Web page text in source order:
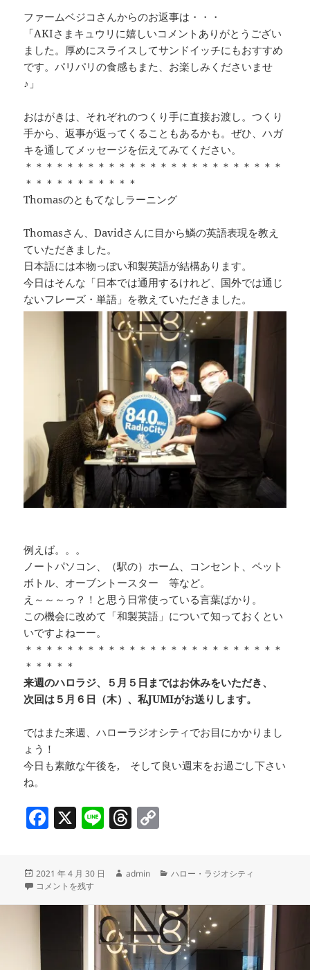
ファームベジコさんからのお返事は・・・
「AKIさまキュウリに嬉しいコメントありがとうござい
ました。厚めにスライスしてサンドイッチにもおすすめ
です。パリパリの食感もまた、お楽しみくださいませ
♪」
おはがきは、それぞれのつくり手に直接お渡し。つくり
手から、返事が返ってくることもあるかも。ぜひ、ハガ
キを通してメッセージを伝えてみてください。
＊＊＊＊＊＊＊＊＊＊＊＊＊＊＊＊＊＊＊＊＊＊＊＊＊
＊＊＊＊＊＊＊＊＊＊＊
Thomasのともてなしラーニング
Thomasさん、Davidさんに目から鱗の英語表現を教え
ていただきました。
日本語には本物っぽい和製英語が結構あります。
今日はそんな「日本では通用するけれど、国外では通じ
ないフレーズ・単語」を教えていただきました。
例えば。。。
ノートパソコン、（駅の）ホーム、コンセント、ペット
ボトル、オーブントースター 等など。
え～～～っ？！と思う日常使っている言葉ばかり。
この機会に改めて「和製英語」について知っておくとい
いですよねーー。
＊＊＊＊＊＊＊＊＊＊＊＊＊＊＊＊＊＊＊＊＊＊＊＊＊
＊＊＊＊＊
来週のハロラジ、５月５日まではお休みをいただき、
次回は５月６日（木）、私JUMIがお送りします。
ではまた来週、ハローラジオシティでお目にかかりまし
ょう！
今日も素敵な午後を, そして良い週末をお過ごし下さい
ね。
F
c
e
b
X Li T
a
d
s
y
Li
n
k
投
稿
2021 年 4 月 30 日
作
admin
カ
リ
ー
ハロー・ラジオシティ
『美味しい銀座デリバリー』の魅力を大公開！ GW＆母の日にもどう
コメントを残す